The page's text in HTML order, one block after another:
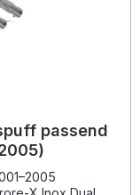
passend